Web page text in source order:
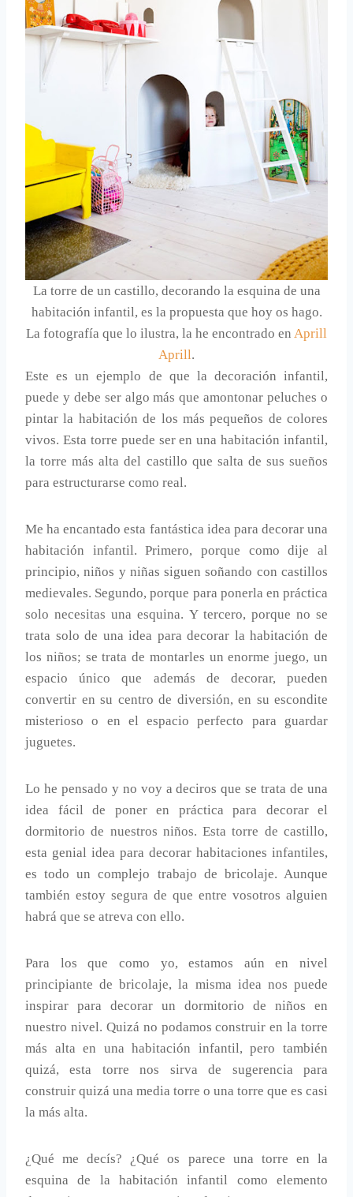
La torre de un castillo, decorando la esquina de una
habitación infantil, es la propuesta que hoy os hago.
La fotografía que lo ilustra, la he encontrado en Aprill
Aprill.
Este es un ejemplo de que la decoración infantil,
puede y debe ser algo más que amontonar peluches o
pintar la habitación de los más pequeños de colores
vivos. Esta torre puede ser en una habitación infantil,
la torre más alta del castillo que salta de sus sueños
para estructurarse como real.
Me ha encantado esta fantástica idea para decorar una
habitación infantil. Primero, porque como dije al
principio, niños y niñas siguen soñando con castillos
medievales. Segundo, porque para ponerla en práctica
solo necesitas una esquina. Y tercero, porque no se
trata solo de una idea para decorar la habitación de
los niños; se trata de montarles un enorme juego, un
espacio único que además de decorar, pueden
convertir en su centro de diversión, en su escondite
misterioso o en el espacio perfecto para guardar
juguetes.
Lo he pensado y no voy a deciros que se trata de una
idea fácil de poner en práctica para decorar el
dormitorio de nuestros niños. Esta torre de castillo,
esta genial idea para decorar habitaciones infantiles,
es todo un complejo trabajo de bricolaje. Aunque
también estoy segura de que entre vosotros alguien
habrá que se atreva con ello.
Para los que como yo, estamos aún en nivel
principiante de bricolaje, la misma idea nos puede
inspirar para decorar un dormitorio de niños en
nuestro nivel. Quizá no podamos construir en la torre
más alta en una habitación infantil, pero también
quizá, esta torre nos sirva de sugerencia para
construir quizá una media torre o una torre que es casi
la más alta.
¿Qué me decís? ¿Qué os parece una torre en la
esquina de la habitación infantil como elemento